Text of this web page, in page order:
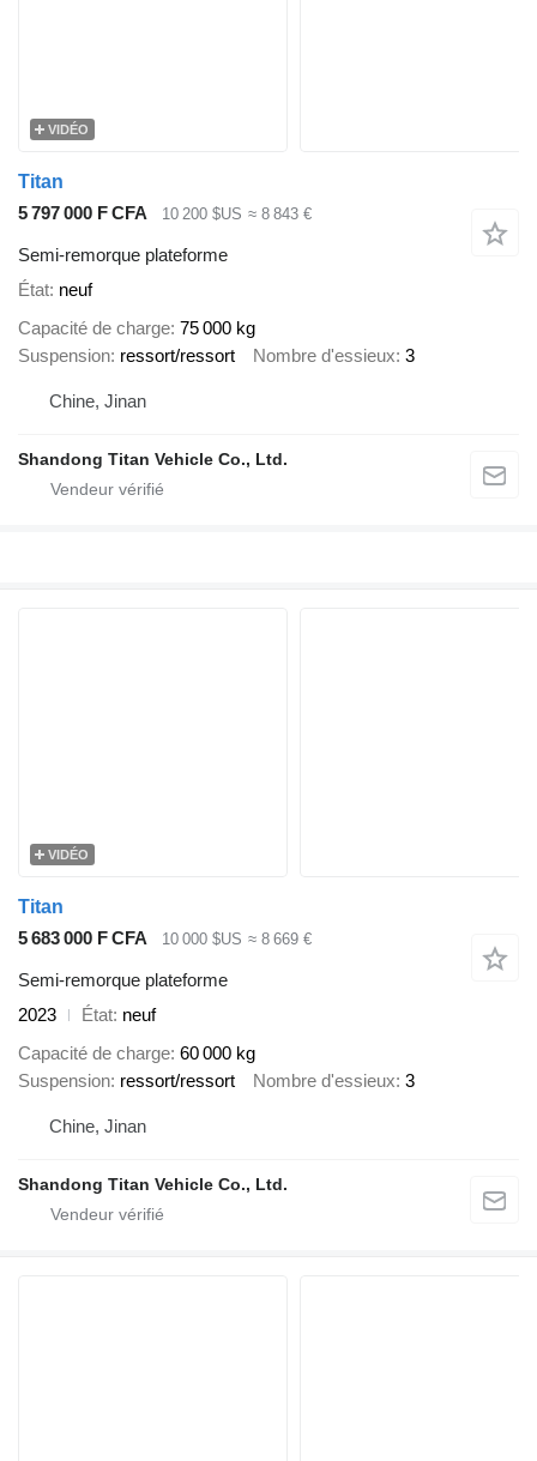
VIDÉO
Titan
5 797 000 F CFA
10 200 $US ≈ 8 843 €
Semi-remorque plateforme
État neuf
Capacité de charge 75 000 kg
Suspension ressort/ressort Nombre d'essieux 3
Chine, Jinan
Shandong Titan Vehicle Co., Ltd.
VIDÉO
Titan
5 683 000 F CFA
10 000 $US ≈ 8 669 €
Semi-remorque plateforme
2023
État neuf
Capacité de charge 60 000 kg
Suspension ressort/ressort Nombre d'essieux 3
Chine, Jinan
Shandong Titan Vehicle Co., Ltd.